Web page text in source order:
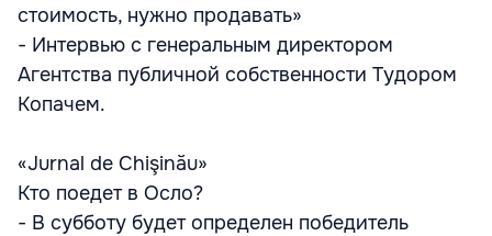
стоимость, нужно продавать»
- Интервью с генеральным директором
Агентства публичной собственности Тудором
Копачем.
«Jurnal de Chişinău»
Кто поедет в Осло?
- В субботу будет определен победитель